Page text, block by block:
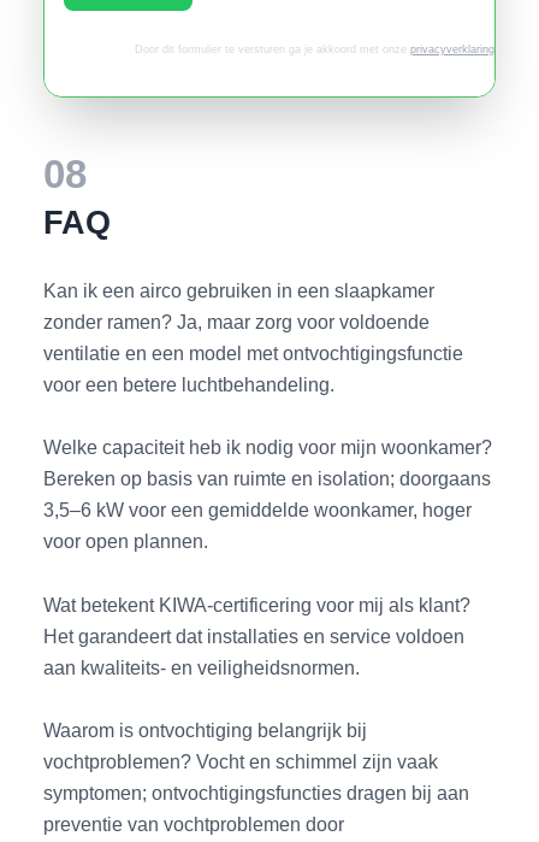
Door dit formulier te versturen ga je akkoord met onze privacyverklaring.
08
FAQ
Kan ik een airco gebruiken in een slaapkamer
zonder ramen? Ja, maar zorg voor voldoende
ventilatie en een model met ontvochtigingsfunctie
voor een betere luchtbehandeling.
Welke capaciteit heb ik nodig voor mijn woonkamer?
Bereken op basis van ruimte en isolation; doorgaans
3,5–6 kW voor een gemiddelde woonkamer, hoger
voor open plannen.
Wat betekent KIWA-certificering voor mij als klant?
Het garandeert dat installaties en service voldoen
aan kwaliteits- en veiligheidsnormen.
Waarom is ontvochtiging belangrijk bij
vochtproblemen? Vocht en schimmel zijn vaak
symptomen; ontvochtigingsfuncties dragen bij aan
preventie van vochtproblemen door